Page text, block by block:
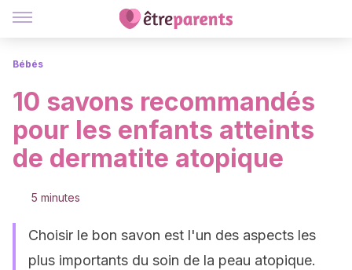
Bébés
10 savons recommandés
pour les enfants atteints
de dermatite atopique
5 minutes
Choisir le bon savon est l'un des aspects les
plus importants du soin de la peau atopique.